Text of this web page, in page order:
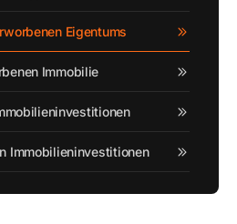
Eigentums
Immobilie
Immobilieninvestitionen